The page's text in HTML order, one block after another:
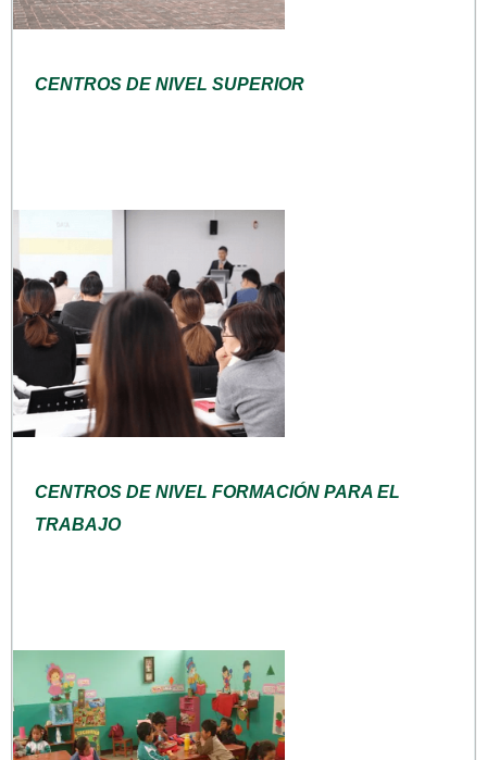
CENTROS DE NIVEL SUPERIOR
CENTROS DE NIVEL FORMACIÓN PARA EL
TRABAJO